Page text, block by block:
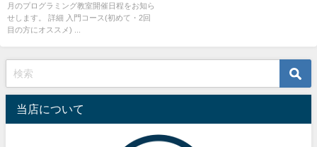
月のプログラミング教室開催日程をお知ら
せします。 詳細 入門コース(初めて・2回
目の方にオススメ) ...
当店について